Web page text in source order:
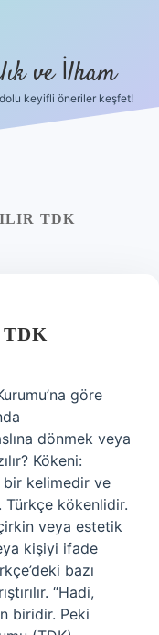
ve İlham
keyifli öneriler keşfet!
TDK
göre
dönmek veya
Kökeni:
bir kelimedir ve
kökenlidir.
veya estetik
kişiyi ifade
bazı
“Hadi,
biridir. Peki